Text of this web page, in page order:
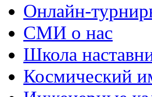
Онлайн-
СМИ о нас
Школа
Космический